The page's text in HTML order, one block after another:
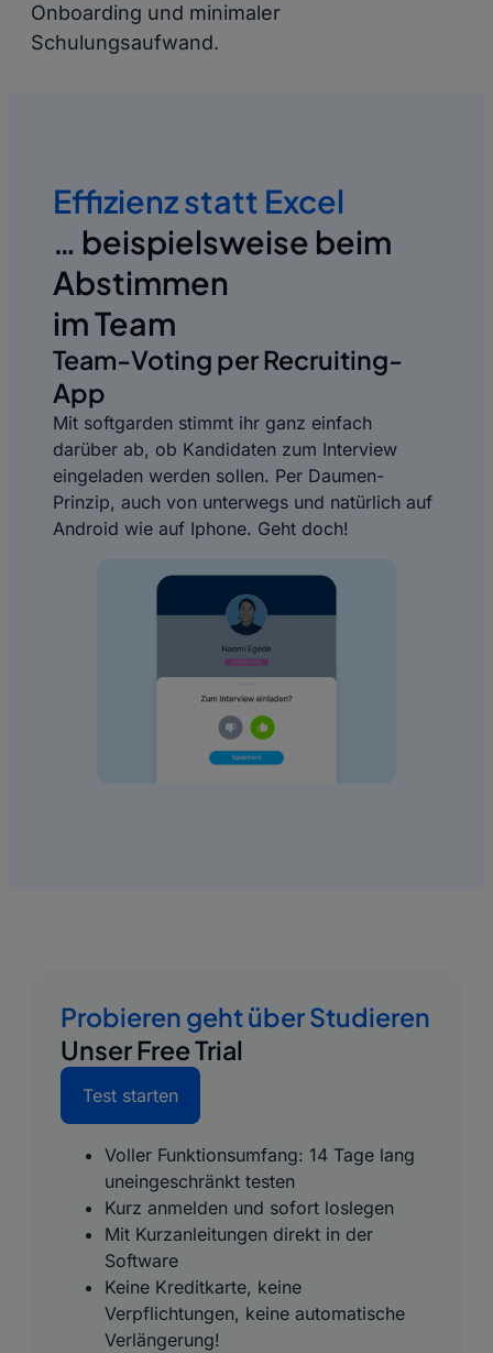
Onboarding und minimaler
Schulungsaufwand.
Effizienz statt Excel
… beispielsweise beim
Abstimmen
im Team
Team-Voting per Recruiting-
App
Mit softgarden stimmt ihr ganz einfach
darüber ab, ob Kandidaten zum Interview
eingeladen werden sollen. Per Daumen-
Prinzip, auch von unterwegs und natürlich auf
Android wie auf Iphone. Geht doch!
Probieren geht über Studieren
Unser Free Trial
Test starten
Voller Funktionsumfang: 14 Tage lang
uneingeschränkt testen
Kurz anmelden und sofort loslegen
Mit Kurzanleitungen direkt in der
Software
Keine Kreditkarte, keine
Verpflichtungen, keine automatische
Verlängerung!